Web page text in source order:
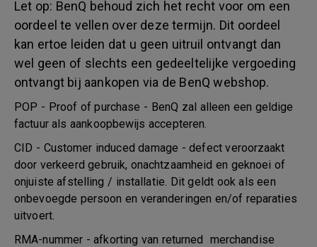
Let op: BenQ behoud zich het recht voor om een
oordeel te vellen over deze termijn. Dit oordeel
kan ertoe leiden dat u geen uitruil ontvangt dan
wel geen of slechts een gedeeltelijke vergoeding
ontvangt bij aankopen via de BenQ webshop.
POP - Proof of purchase - BenQ zal alleen een geldige
factuur als aankoopbewijs accepteren.
CID - Customer induced damage - defect veroorzaakt
door verkeerd gebruik, onachtzaamheid en geknoei of
onjuiste afstelling / installatie. Dit geldt ook als een
onbevoegde persoon en veranderingen en/of reparaties
uitvoert.
RMA-nummer - afkorting van returned merchandise